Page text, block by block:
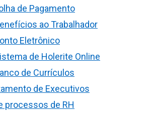
de Pagamento
ao Trabalhador
Eletrônico
de Holerite Online
de Currículos
de Executivos
processos de RH